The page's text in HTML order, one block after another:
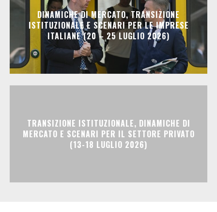
DINAMICHE DI MERCATO, TRANSIZIONE
ISTITUZIONALE E SCENARI PER LE IMPRESE
ITALIANE (20 – 25 LUGLIO 2026)
TRANSIZIONE ISTITUZIONALE, DINAMICHE DI
MERCATO E SCENARI PER IL SETTORE PRIVATO
(13-18 LUGLIO 2026)